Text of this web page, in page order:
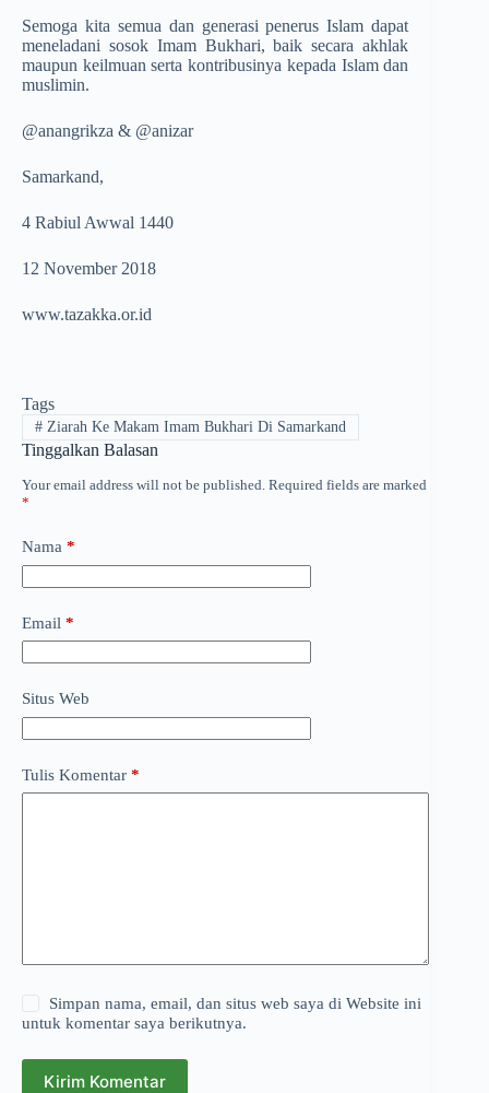
Semoga kita semua dan generasi penerus Islam dapat
meneladani sosok Imam Bukhari, baik secara akhlak
maupun keilmuan serta kontribusinya kepada Islam dan
muslimin.
@anangrikza & @anizar
Samarkand,
4 Rabiul Awwal 1440
12 November 2018
www.tazakka.or.id
Tags
#Ziarah Ke Makam Imam Bukhari Di Samarkand
Tinggalkan Balasan
Your email address will not be published. Required fields are marked
*
Nama *
Email *
Situs Web
Tulis Komentar *
Simpan nama, email, dan situs web saya di Website ini
untuk komentar saya berikutnya.
Kirim Komentar